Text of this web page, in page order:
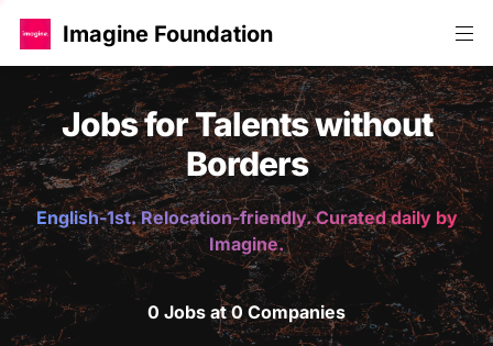
Imagine Foundation
Jobs for Talents without
Borders
English-1st. Relocation-friendly. Curated daily by
Imagine.
0 Jobs at 0 Companies